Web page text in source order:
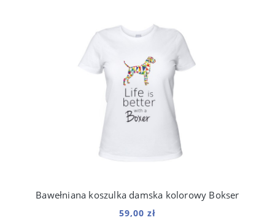
Bawełniana koszulka damska kolorowy Bokser
59,00 zł